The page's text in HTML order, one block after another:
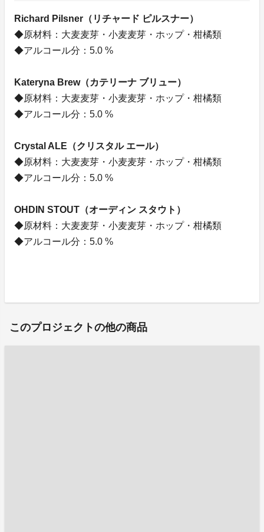
Richard Pilsner（リチャード ピルスナー）
◆原材料：大麦麦芽・小麦麦芽・ホップ・柑橘類
◆アルコール分：5.0 %
Kateryna Brew（カテリーナ ブリュー）
◆原材料：大麦麦芽・小麦麦芽・ホップ・柑橘類
◆アルコール分：5.0 %
Crystal ALE（クリスタル エール）
◆原材料：大麦麦芽・小麦麦芽・ホップ・柑橘類
◆アルコール分：5.0 %
OHDIN STOUT（オーディン スタウト）
◆原材料：大麦麦芽・小麦麦芽・ホップ・柑橘類
◆アルコール分：5.0 %
このプロジェクトの他の商品